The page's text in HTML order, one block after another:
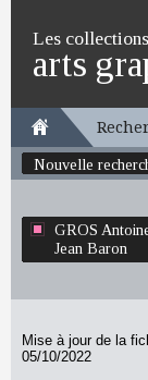
Les
arts
Nouvelle
GROS
Jean Baron
Mise à jour de la
05/10/2022